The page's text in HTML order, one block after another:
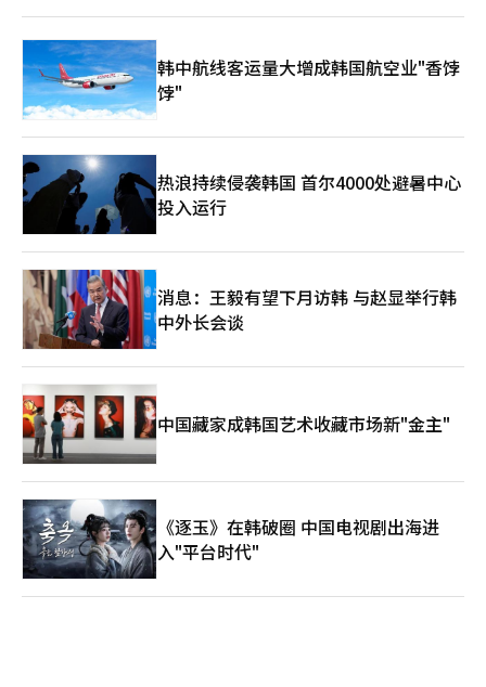
韩中航线客运量大增成韩国航空业"香饽
饽"
热浪持续侵袭韩国 首尔4000处避暑中心
投入运行
消息：王毅有望下月访韩 与赵显举行韩
中外长会谈
中国藏家成韩国艺术收藏市场新"金主"
《逐玉》在韩破圈 中国电视剧出海进
入"平台时代"